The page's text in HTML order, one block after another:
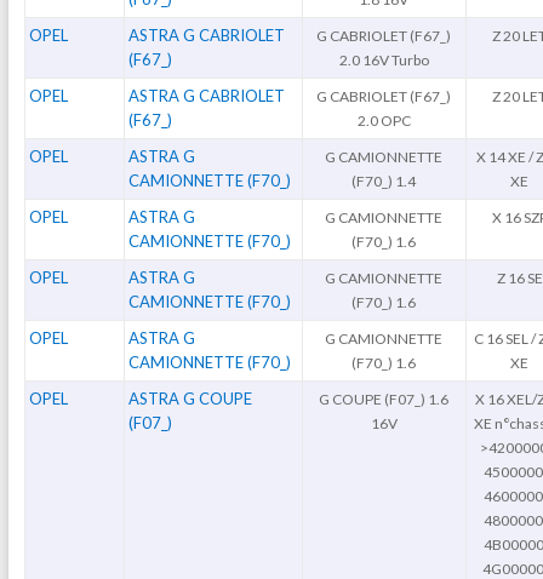
OPEL
ASTRA G CABRIOLET
(F67_)
G CABRIOLET (F67_)
2.0 16V Turbo
Z 20
OPEL
ASTRA G CABRIOLET
(F67_)
G CABRIOLET (F67_)
2.0 OPC
Z 20
OPEL
ASTRA G
CAMIONNETTE (F70_)
G CAMIONNETTE
(F70_) 1.4
X 14 XE /
XE
OPEL
ASTRA G
CAMIONNETTE (F70_)
G CAMIONNETTE
(F70_) 1.6
X 16
OPEL
ASTRA G
CAMIONNETTE (F70_)
G CAMIONNETTE
(F70_) 1.6
Z 16 SE
OPEL
ASTRA G
CAMIONNETTE (F70_)
G CAMIONNETTE
(F70_) 1.6
C 16 SEL /
XE
OPEL
ASTRA G COUPE
(F07_)
G COUPE (F07_) 1.6
16V
X 16 XEL/
XE